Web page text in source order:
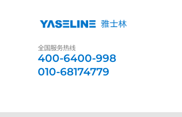
全国服务热线
400-6400-998
010-68174779